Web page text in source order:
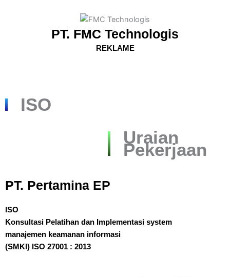
PT. FMC Technologis
REKLAME
ISO
Uraian
Pekerjaan
PT. Pertamina EP
ISO
Konsultasi Pelatihan dan Implementasi system
manajemen keamanan informasi
(SMKI) ISO 27001 : 2013